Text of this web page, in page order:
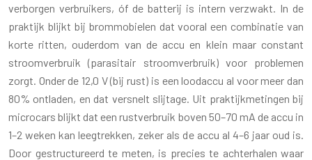
verborgen verbruikers, óf de batterij is intern verzwakt. In de
praktijk blijkt bij brommobielen dat vooral een combinatie van
korte ritten, ouderdom van de accu en klein maar constant
stroomverbruik (parasitair stroomverbruik) voor problemen
zorgt. Onder de 12,0 V (bij rust) is een loodaccu al voor meer dan
80% ontladen, en dat versnelt slijtage. Uit praktijkmetingen bij
microcars blijkt dat een rustverbruik boven 50–70 mA de accu in
1–2 weken kan leegtrekken, zeker als de accu al 4–6 jaar oud is.
Door gestructureerd te meten, is precies te achterhalen waar